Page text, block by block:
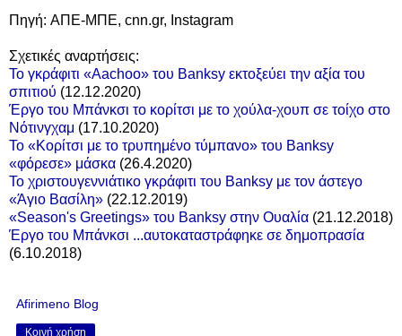
Πηγή: ΑΠΕ-ΜΠΕ, cnn.gr, Instagram
Σχετικές αναρτήσεις:
Το γκράφιτι «Aachoo» του Banksy εκτοξεύει την αξία του
σπιτιού (12.12.2020)
Έργο του Μπάνκσι το κορίτσι με το χούλα-χουπ σε τοίχο στο
Νότινγχαμ (17.10.2020)
Το «Κορίτσι με το τρυπημένο τύμπανο» του Banksy
«φόρεσε» μάσκα (26.4.2020)
Το χριστουγεννιάτικο γκράφιτι του Banksy με τον άστεγο
«Άγιο Βασίλη» (22.12.2019)
«Season's Greetings» του Banksy στην Ουαλία (21.12.2018)
Έργο του Μπάνκσι ...αυτοκαταστράφηκε σε δημοπρασία
(6.10.2018)
Afirimeno Blog
Κοινή χρήση